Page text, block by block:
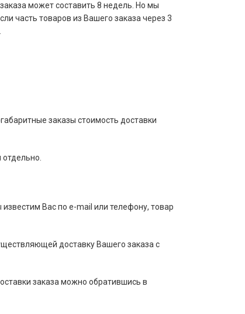
может составить 8 недель. Но мы
часть товаров из Вашего заказа через 3
заказы стоимость доставки
отдельно.
Вас по e-mail или телефону, товар
доставку Вашего заказа с
заказа можно обратившись в